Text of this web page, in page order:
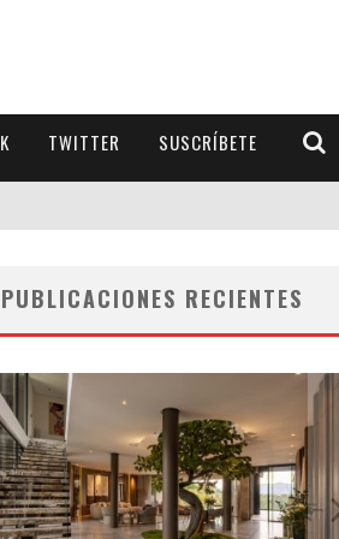
TWITTER SUSCRÍBETE
PUBLICACIONES RECIENTES